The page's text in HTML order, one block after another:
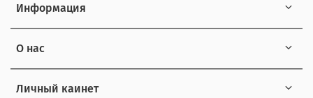
Информация
О нас
Личный каинет